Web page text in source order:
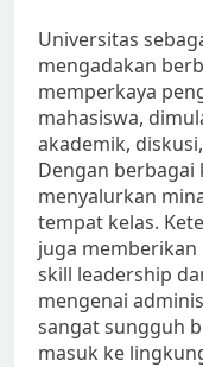
Universitas
mengadakan
memperkaya
mahasiswa,
akademik,
Dengan berbagai
menyalurkan
tempat kelas.
juga
skill leadership
mengenai
sangat sungguh
masuk ke